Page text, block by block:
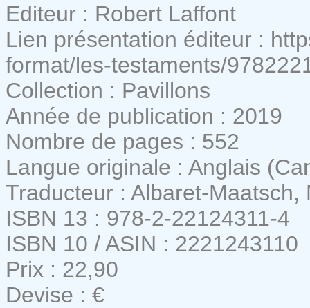
Editeur : Robert Laffont
Lien présentation éditeur :
format/les-testaments/
Collection : Pavillons
Année de publication : 2019
Nombre de pages : 552
Langue originale : Anglais
Traducteur : Albaret-Maatsch,
ISBN 13 : 978-2-22124311-4
ISBN 10 / ASIN : 2221243110
Prix : 22,90
Devise : €